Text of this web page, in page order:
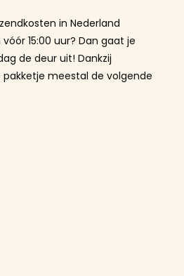
in Nederland
15:00 uur? Dan gaat je
de deur uit! Dankzij
pakketje meestal de volgende